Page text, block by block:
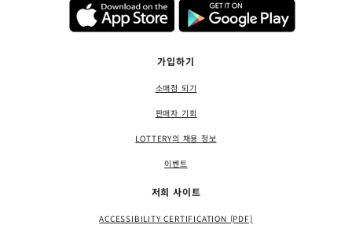
가입하기
소매점 되기
판매자 기회
LOTTERY의 채용 정보
이벤트
저희 사이트
ACCESSIBILITY CERTIFICATION (PDF)